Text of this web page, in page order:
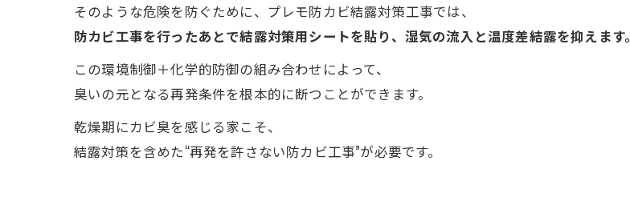
そのような危険を防ぐために、プレモ防カビ結露対策工事では、
防カビ工事を行ったあとで結露対策用シートを貼り、湿気の流入と温度差結露を抑えます。
この環境制御＋化学的防御の組み合わせによって、
臭いの元となる再発条件を根本的に断つことができます。
乾燥期にカビ臭を感じる家こそ、
結露対策を含めた“再発を許さない防カビ工事”が必要です。